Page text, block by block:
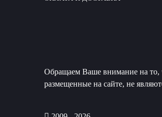
Обращаем Ваше внимание на то,
размещенные на сайте, не